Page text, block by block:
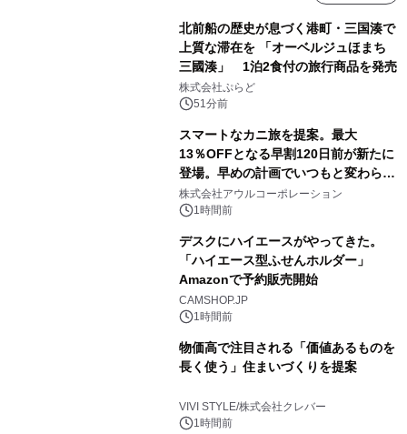
北前船の歴史が息づく港町・三国湊で
上質な滞在を 「オーベルジュほまち
三國湊」 1泊2食付の旅行商品を発売
株式会社ぷらど
51分前
スマートなカニ旅を提案。最大
13％OFFとなる早割120日前が新たに
登場。早めの計画でいつもと変わらぬ
大人の冬旅を。ー夕日ヶ浦温泉「佳松
苑 別邸ふうか」ー
株式会社アウルコーポレーション
1時間前
デスクにハイエースがやってきた。
「ハイエース型ふせんホルダー」
Amazonで予約販売開始
CAMSHOP.JP
1時間前
物価高で注目される「価値あるものを
長く使う」住まいづくりを提案
VIVI STYLE/株式会社クレバー
1時間前